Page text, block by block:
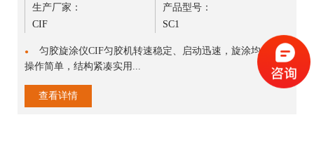
生产厂家：
CIF
产品型号：
SC1
●
匀胶旋涂仪CIF匀胶机转速稳定、启动迅速，旋涂均匀，
操作简单，结构紧凑实用...
查看详情